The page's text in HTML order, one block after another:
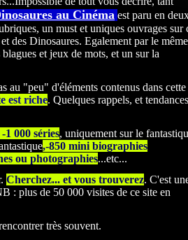
au Cinéma est paru en
un must et uniques ouvrages sur
des Dinosaures. Egalement par le même
et jeux de mots, et un sur la
au "peu" d'éléments contenus dans cette
est riche. Quelques rappels, et tendances
-1 000 séries, uniquement sur le
,-850 mini biographies
ou photographies...etc...
Cherchez... et vous trouverez. C'est
: plus de 50 000 visites de ce site en
très souvent.